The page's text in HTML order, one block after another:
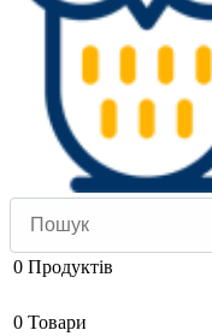
0 Продуктів
0 Товари